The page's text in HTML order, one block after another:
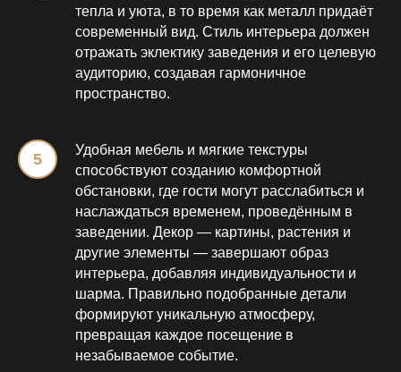
тепла и уюта, в то время как металл придаёт
современный вид. Стиль интерьера должен
отражать эклектику заведения и его целевую
аудиторию, создавая гармоничное
пространство.
Удобная мебель и мягкие текстуры
способствуют созданию комфортной
обстановки, где гости могут расслабиться и
наслаждаться временем, проведённым в
заведении. Декор — картины, растения и
другие элементы — завершают образ
интерьера, добавляя индивидуальности и
шарма. Правильно подобранные детали
формируют уникальную атмосферу,
превращая каждое посещение в
незабываемое событие.